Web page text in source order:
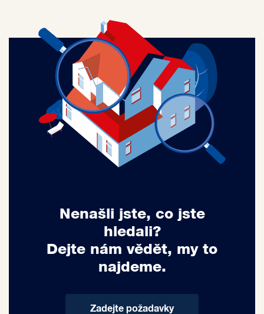
Nenašli jste, co jste
hledali?
Dejte nám vědět, my to
najdeme.
Zadejte požadavky